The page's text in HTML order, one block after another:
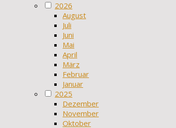
2026
August
Juli
Juni
Mai
April
März
Februar
Januar
2025
Dezember
November
Oktober